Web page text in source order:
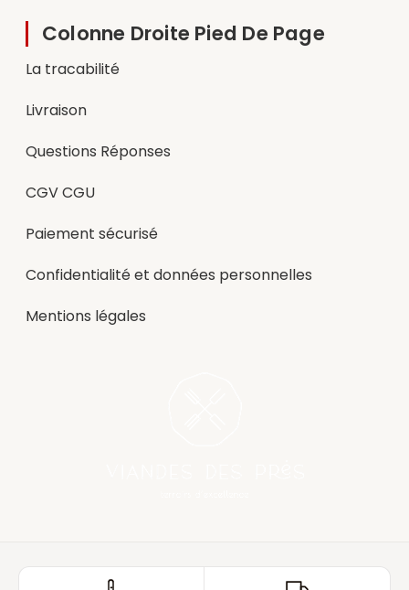
Colonne Droite Pied De Page
La tracabilité
Livraison
Questions Réponses
CGV CGU
Paiement sécurisé
Confidentialité et données personnelles
Mentions légales